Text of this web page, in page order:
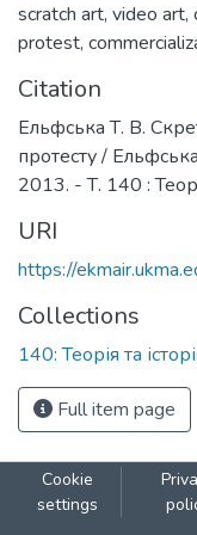
scratch art, video art,
protest,
Citation
Ельфська Т. В.
протесту /
2013. - Т. 140 :
URI
https://
Collections
140: Теорія та
Full item page
Cookie
settings